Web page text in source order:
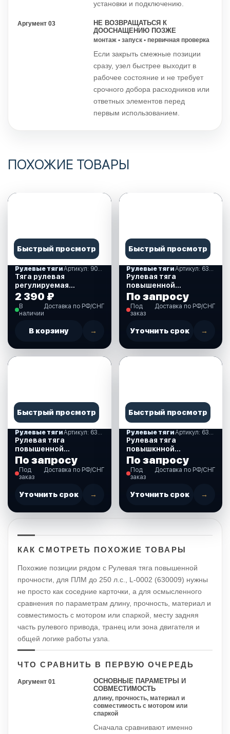
установки и подключению.
Аргумент 03
НЕ ВОЗВРАЩАТЬСЯ К
ДООСНАЩЕНИЮ ПОЗЖЕ
монтаж • запуск • первичная проверка
Если закрыть смежные позиции
сразу, узел быстрее выходит в
рабочее состояние и не требует
срочного добора расходников или
ответных элементов перед
первым использованием.
ПОХОЖИЕ ТОВАРЫ
Быстрый просмотр
Рулевые тяги Артикул: 90003
Тяга рулевая
регулируемая
разборная, 300-340
мм. (90003)
2 390 ₽
В
наличии
Доставка по РФ/СНГ
В корзину →
Быстрый просмотр
Рулевые тяги Артикул: 630044
Рулевая тяга
повышенной
прочности для
спаренных
двигателей, 600 мм.,
По запросу
Под
заказ
Доставка по РФ/СНГ
Уточнить срок →
Быстрый просмотр
Рулевые тяги Артикул: 630010
Рулевая тяга
повышенной
прочности для
спаренных
двигателей, 800мм.
По запросу
Под
заказ
Доставка по РФ/СНГ
Уточнить срок →
Быстрый просмотр
Рулевые тяги Артикул: 630043
Рулевая тяга
повышкнной
прочности для
моторов Yamaha, LM-
L-6 (630043)
По запросу
Под
заказ
Доставка по РФ/СНГ
Уточнить срок →
КАК СМОТРЕТЬ ПОХОЖИЕ ТОВАРЫ
Похожие позиции рядом с Рулевая тяга повышенной
прочности, для ПЛМ до 250 л.с., L-0002 (630009) нужны
не просто как соседние карточки, а для осмысленного
сравнения по параметрам длину, прочность, материал и
совместимость с мотором или спаркой, месту задняя
часть рулевого привода, транец или зона двигателя и
общей логике работы узла.
ЧТО СРАВНИТЬ В ПЕРВУЮ ОЧЕРЕДЬ
Аргумент 01
ОСНОВНЫЕ ПАРАМЕТРЫ И
СОВМЕСТИМОСТЬ
длину, прочность, материал и
совместимость с мотором или
спаркой
Сначала сравнивают именно